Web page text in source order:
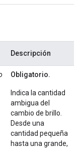
Descripción
Obligatorio.
Indica la cantidad
ambigua del
cambio de brillo.
Desde una
cantidad pequeña
hasta una grande,